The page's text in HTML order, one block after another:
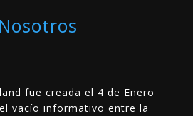
fue creada el 4 de Enero
vacío informativo entre la